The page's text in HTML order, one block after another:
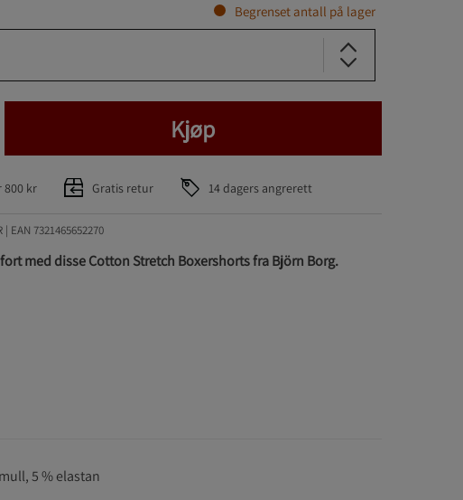
Begrenset antall på lager
Kjøp
800 kr Gratis retur 14 dagers angrerett
| EAN 7321465652270
med disse Cotton Stretch Boxershorts fra Björn Borg.
5 % elastan